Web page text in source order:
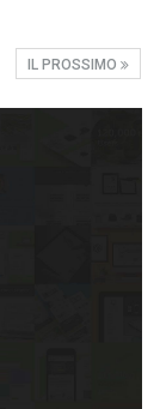
IL PROSSIMO